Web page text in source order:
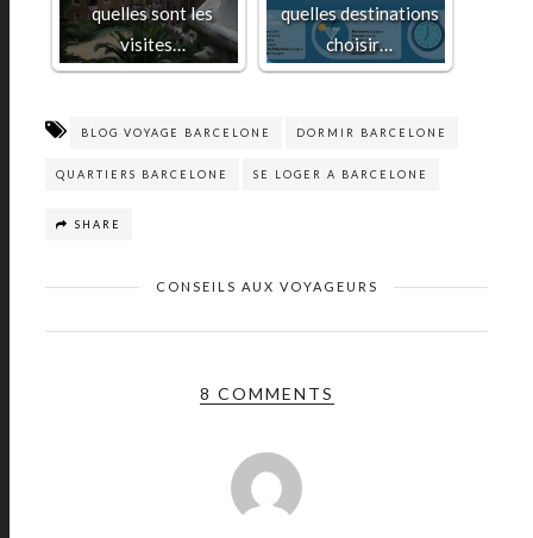
quelles sont les
visites…
quelles destinations
choisir…
BLOG VOYAGE BARCELONE DORMIR BARCELONE
QUARTIERS BARCELONE SE LOGER A BARCELONE
SHARE
CONSEILS AUX VOYAGEURS
8 COMMENTS